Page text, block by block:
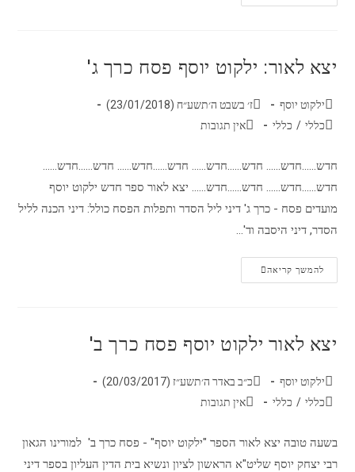
יצא לאור: ילקוט יוסף פסח כרך ג'
ילקוט יוסף
ז׳ בשבט ה׳תשע״ח (23/01/2018)
כללי / כללי אין תגובות
חדש......חדש...... חדש......חדש...... חדש......חדש...... חדש......חדש......
חדש......חדש...... חדש......חדש...... יצא לאור ספר חדש ילקוט יוסף
מועדים פסח - כרך ג' דיני ליל הסדר ותפלות הפסח כולל: דיני הכנה לליל
הסדר, דיני היסבה וד'…
להמשך קריאה
יצא לאור ילקוט יוסף פסח כרך ב'
ילקוט יוסף
כ״ב באדר ה׳תשע״ז (20/03/2017)
כללי / כללי אין תגובות
בשעה טובה יצא לאור הספר "ילקוט יוסף" - פסח כרך ב' למורינו הגאון
רבי יצחק יוסף שליט"א הראשון לציון ונשיא בית הדין העליון בספר דיני